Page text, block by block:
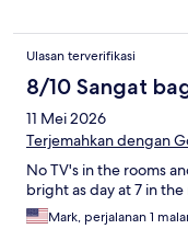
Ulasan terverifikasi
8/10 Sangat
11 Mei 2026
Terjemahkan dengan
No TV's in the rooms
bright as day at 7 in
Mark, perjalanan 1